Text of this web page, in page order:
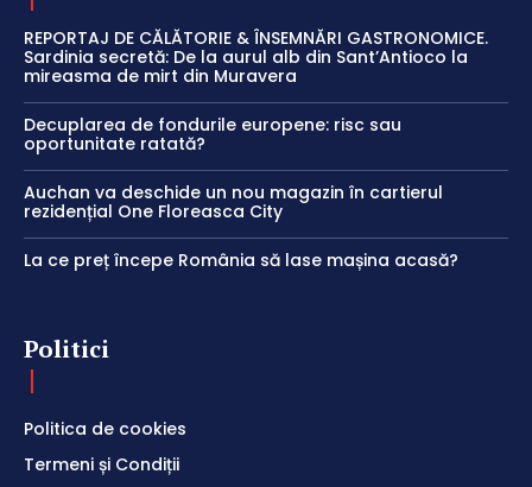
REPORTAJ DE CĂLĂTORIE & ÎNSEMNĂRI GASTRONOMICE.
Sardinia secretă: De la aurul alb din Sant’Antioco la
mireasma de mirt din Muravera
Decuplarea de fondurile europene: risc sau
oportunitate ratată?
Auchan va deschide un nou magazin în cartierul
rezidențial One Floreasca City
La ce preț începe România să lase mașina acasă?
Politici
Politica de cookies
Termeni și Condiții